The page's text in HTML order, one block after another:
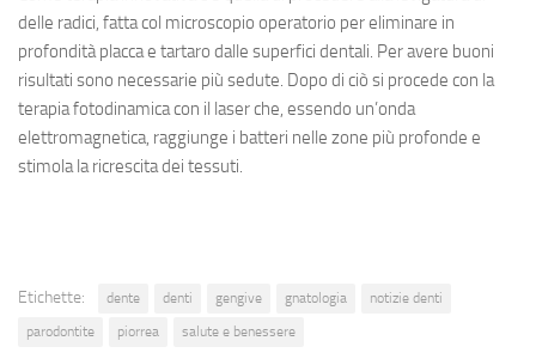
delle radici, fatta col microscopio operatorio per eliminare in
profondità placca e tartaro dalle superfici dentali. Per avere buoni
risultati sono necessarie più sedute. Dopo di ciò si procede con la
terapia fotodinamica con il laser che, essendo un’onda
elettromagnetica, raggiunge i batteri nelle zone più profonde e
stimola la ricrescita dei tessuti.
Etichette: dente denti gengive gnatologia
notizie denti
parodontite
piorrea salute e benessere